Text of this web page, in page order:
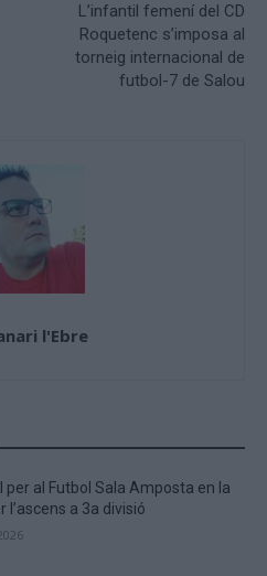
L’infantil femení del CD
Roquetenc s’imposa al
torneig internacional de
futbol-7 de Salou
l'Ebre
per al Futbol Sala Amposta en la
l’ascens a 3a divisió